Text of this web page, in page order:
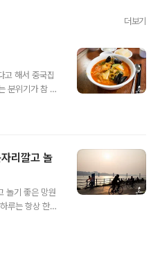
더보기
고 해서 중국집
분위기가 참 좋
을 기름에 달
오래 된편 같
는 미원함량이
고..밥은 평소에
데.. 오늘은 남
리깔고 놀
놀기 좋은 망원
루는 항상 한강
하루는 한강